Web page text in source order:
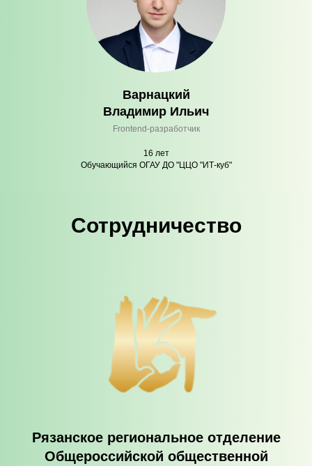
Варнацкий
Владимир Ильич
Frontend-разработчик
16 лет
Обучающийся ОГАУ ДО "ЦЦО "ИТ-куб"
Сотрудничество
Рязанское региональное отделение
Общероссийской общественной